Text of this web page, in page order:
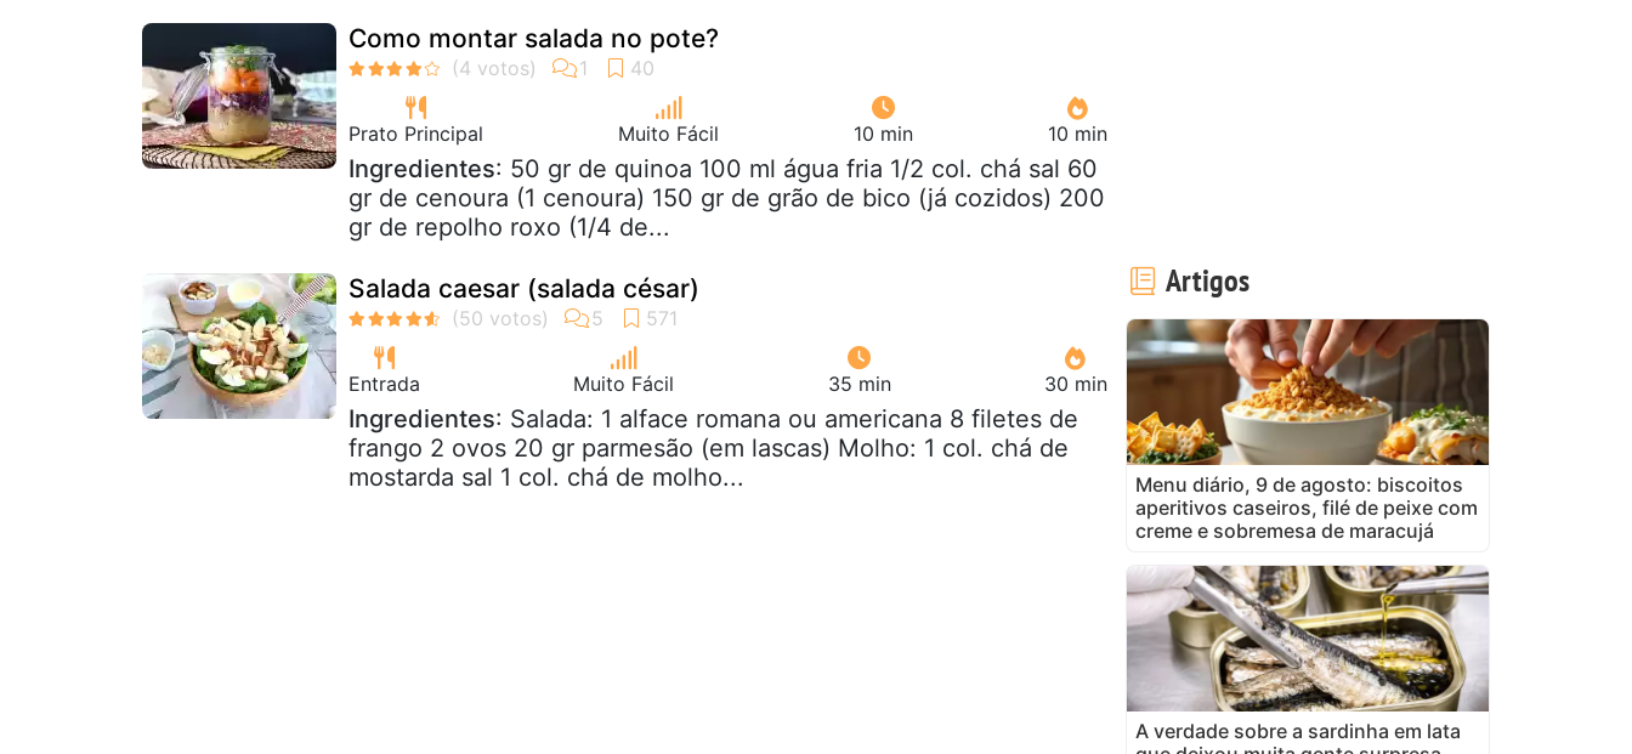
Como montar salada no pote?
Prato Principal Muito Fácil 10 min 10 min
Ingredientes: 50 gr de quinoa 100 ml água fria 1/2 col. chá sal 60
gr de cenoura (1 cenoura) 150 gr de grão de bico (já cozidos) 200
gr de repolho roxo (1/4 de...
Salada caesar (salada césar)
Entrada Muito Fácil 35 min 30 min
Ingredientes: Salada: 1 alface romana ou americana 8 filetes de
frango 2 ovos 20 gr parmesão (em lascas) Molho: 1 col. chá de
mostarda sal 1 col. chá de molho...
Artigos
Menu diário, 9 de agosto: biscoitos
aperitivos caseiros, filé de peixe com
creme e sobremesa de maracujá
A verdade sobre a sardinha em lata